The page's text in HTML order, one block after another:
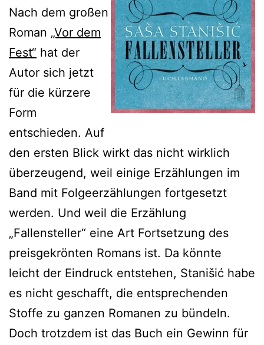
Nach dem großen
Roman „Vor dem
Fest“ hat der
Autor sich jetzt
für die kürzere
Form
entschieden. Auf
den ersten Blick wirkt das nicht wirklich
überzeugend, weil einige Erzählungen im
Band mit Folgeerzählungen fortgesetzt
werden. Und weil die Erzählung
„Fallensteller“ eine Art Fortsetzung des
preisgekrönten Romans ist. Da könnte
leicht der Eindruck entstehen, Stanišić habe
es nicht geschafft, die entsprechenden
Stoffe zu ganzen Romanen zu bündeln.
Doch trotzdem ist das Buch ein Gewinn für